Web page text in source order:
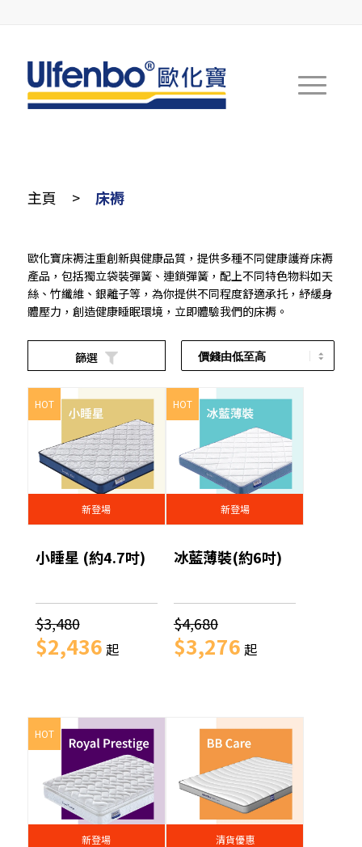
主頁 > 床褥
歐化寶床褥注重創新與健康品質，提供多種不同健康護脊床褥
產品，包括獨立袋裝彈簧、連鎖彈簧，配上不同特色物料如天
絲、竹纖維、銀離子等，為你提供不同程度舒適承托，紓緩身
體壓力，創造健康睡眠環境，立即體驗我們的床褥。
篩選
HOT
新登場
小睡星 (約4.7吋)
$3,480
$2,436 起
HOT
新登場
冰藍薄裝(約6吋)
$4,680
$3,276 起
HOT
新登場 清貨優惠